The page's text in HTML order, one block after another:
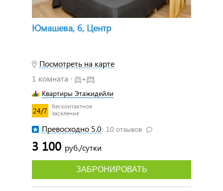
Юмашева, 6, Центр
Посмотреть на карте
1 комната ⋅
+
Квартиры Этажидейли
24/7
бесконтактное
заселение
Превосходно 5.0 10 отзывов
3 100 руб./сутки
ЗАБРОНИРОВАТЬ